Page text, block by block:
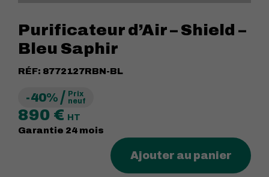
Purificateur d’Air – Shield –
Bleu Saphir
RÉF: 8772127RBN-BL
-40%
Prix
neuf
890 € HT
Garantie 24 mois
Ajouter au panier